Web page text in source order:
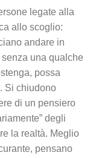
legate alla
allo scoglio:
andare in
una qualche
possa
Si chiudono
di un pensiero
degli
la realtà. Meglio
pensano